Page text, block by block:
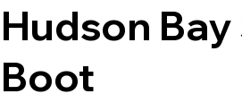
Hudson
Boot